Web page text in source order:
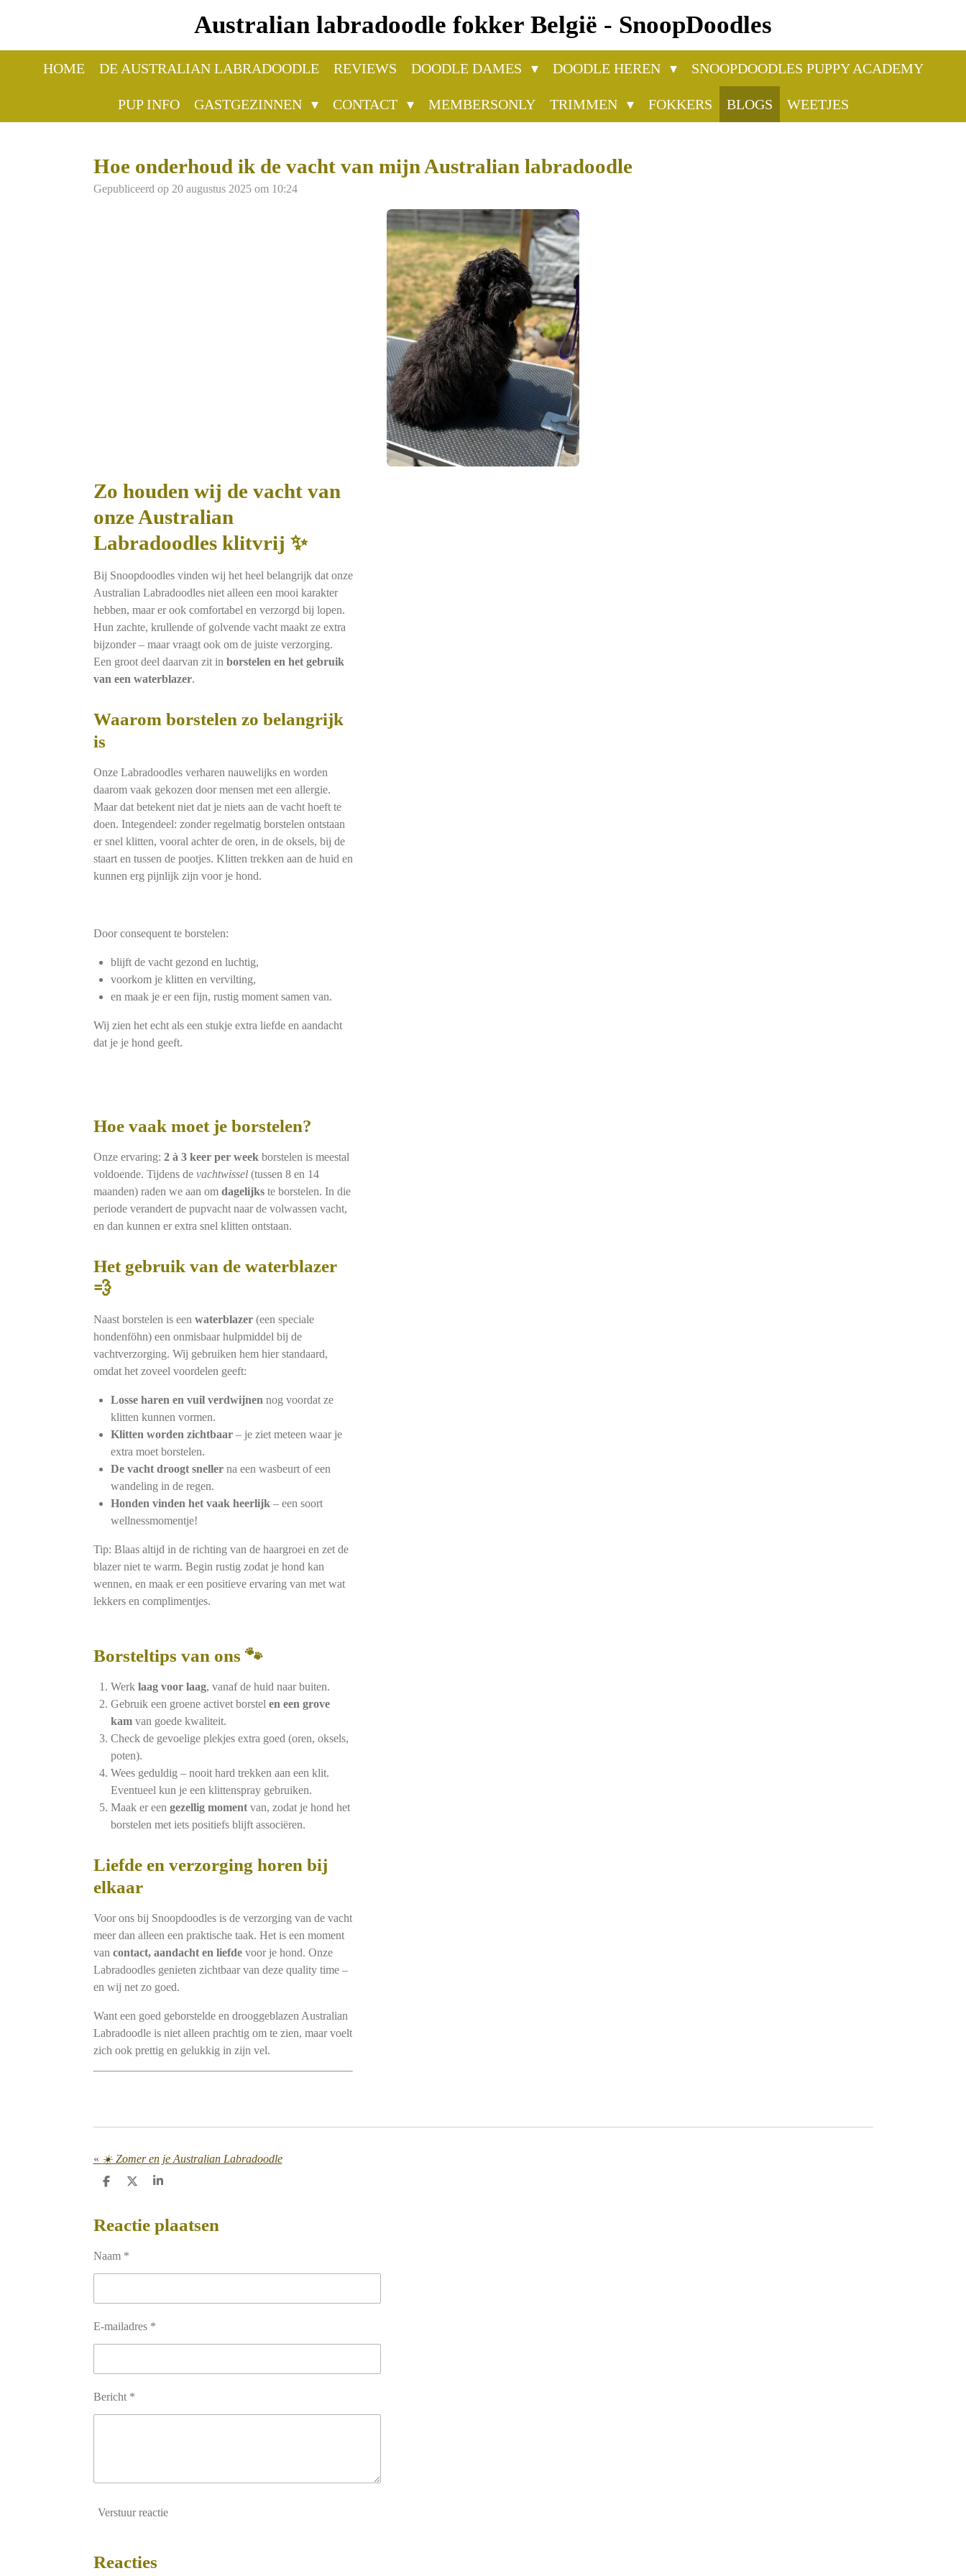
naar
Australian labradoodle fokker België - SnoopDoodles
HOME DE AUSTRALIAN LABRADOODLE REVIEWS DOODLE DAMES DOODLE HEREN SNOOPDOODLES PUPPY ACADEMY
PUP INFO GASTGEZINNEN CONTACT MEMBERSONLY TRIMMEN FOKKERS BLOGS WEETJES
Hoe onderhoud ik de vacht van mijn Australian labradoodle
Gepubliceerd op 20 augustus 2025 om 10:24
Zo houden wij de vacht van
onze Australian
Labradoodles klitvrij ✨
Bij Snoopdoodles vinden wij het heel belangrijk dat onze
Australian Labradoodles niet alleen een mooi karakter
hebben, maar er ook comfortabel en verzorgd bij lopen.
Hun zachte, krullende of golvende vacht maakt ze extra
bijzonder – maar vraagt ook om de juiste verzorging.
Een groot deel daarvan zit in borstelen en het gebruik
van een waterblazer.
Waarom borstelen zo belangrijk
is
Onze Labradoodles verharen nauwelijks en worden
daarom vaak gekozen door mensen met een allergie.
Maar dat betekent niet dat je niets aan de vacht hoeft te
doen. Integendeel: zonder regelmatig borstelen ontstaan
er snel klitten, vooral achter de oren, in de oksels, bij de
staart en tussen de pootjes. Klitten trekken aan de huid en
kunnen erg pijnlijk zijn voor je hond.
Door consequent te borstelen:
blijft de vacht gezond en luchtig,
voorkom je klitten en vervilting,
en maak je er een fijn, rustig moment samen van.
Wij zien het echt als een stukje extra liefde en aandacht
dat je je hond geeft.
Hoe vaak moet je borstelen?
Onze ervaring: 2 à 3 keer per week borstelen is meestal
voldoende. Tijdens de vachtwissel(tussen 8 en 14
maanden) raden we aan om dagelijkste borstelen. In die
periode verandert de pupvacht naar de volwassen vacht,
en dan kunnen er extra snel klitten ontstaan.
Het gebruik van de waterblazer
💨
Naast borstelen is een waterblazer(een speciale
hondenföhn) een onmisbaar hulpmiddel bij de
vachtverzorging. Wij gebruiken hem hier standaard,
omdat het zoveel voordelen geeft:
Losse haren en vuil verdwijnen nog voordat ze
klitten kunnen vormen.
Klitten worden zichtbaar– je ziet meteen waar je
extra moet borstelen.
De vacht droogt snellerna een wasbeurt of een
wandeling in de regen.
Honden vinden het vaak heerlijk – een soort
wellnessmomentje!
Tip: Blaas altijd in de richting van de haargroei en zet de
blazer niet te warm. Begin rustig zodat je hond kan
wennen, en maak er een positieve ervaring van met wat
lekkers en complimentjes.
Borsteltips van ons 🐾
Werk laag voor laag, vanaf de huid naar buiten.
Gebruik een groene activet borstel en een grove
kamvan goede kwaliteit.
Check de gevoelige plekjes extra goed (oren, oksels,
poten).
Wees geduldig – nooit hard trekken aan een klit.
Eventueel kun je een klittenspray gebruiken.
Maak er een gezellig momentvan, zodat je hond het
borstelen met iets positiefs blijft associëren.
Liefde en verzorging horen bij
elkaar
Voor ons bij Snoopdoodles is de verzorging van de vacht
meer dan alleen een praktische taak. Het is een moment
van contact, aandacht en liefdevoor je hond. Onze
Labradoodles genieten zichtbaar van deze quality time –
en wij net zo goed.
Want een goed geborstelde en drooggeblazen Australian
Labradoodle is niet alleen prachtig om te zien, maar voelt
zich ook prettig en gelukkig in zijn vel.
« ☀️ Zomer en je Australian Labradoodle
D
n
D
l
S
e
Reactie plaatsen
Naam *
E-mailadres *
Bericht *
Verstuur reactie
Reacties